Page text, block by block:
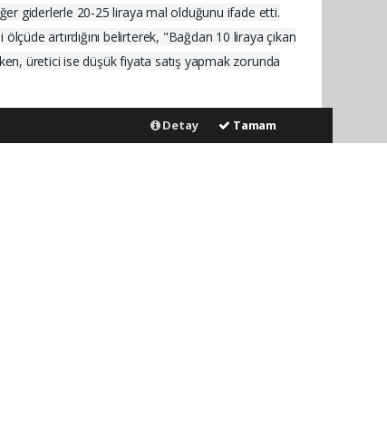
giderlerle 20-25 liraya mal olduğunu ifade etti.
artırdığını belirterek, "Bağdan 10 liraya çıkan
üretici ise düşük fiyata satış yapmak zorunda
Detay Tamam